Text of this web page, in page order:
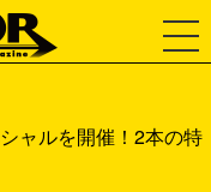
ャルを開催！2本の特